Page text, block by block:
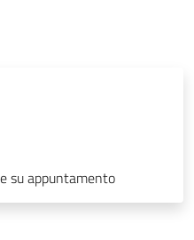
su appuntamento